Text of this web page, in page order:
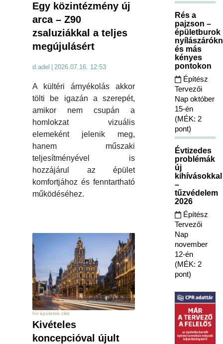
Egy közintézmény új
arca – Z90
zsaluziákkal a teljes
megújulásért
d.adel 2026.07.16. 12:53
A kültéri árnyékolás akkor
tölti be igazán a szerepét,
amikor nem csupán a
homlokzat vizuális
elemeként jelenik meg,
hanem műszaki
teljesítményével is
hozzájárul az épület
komfortjához és fenntartható
működéséhez.
hír épületek cikk
Kivételes
koncepcióval újult
Rés a
pajzson –
épületburok
és más
kényes
pontokon
Építész
Tervezői
Nap október
15-én
(MÉK: 2
pont)
Évtizedes
problémák
új
kihívásokkal
–
tűzvédelem
2026
Építész
Tervezői
Nap
november
12-én
(MÉK: 2
pont)